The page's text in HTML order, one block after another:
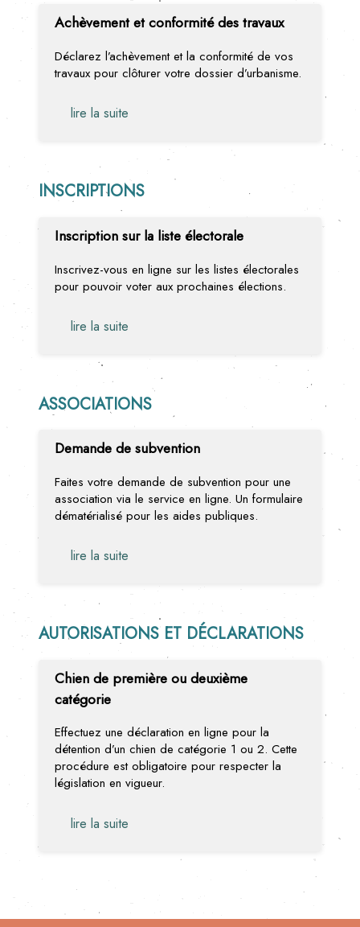
Achèvement et conformité des travaux
Déclarez l’achèvement et la conformité de vos
travaux pour clôturer votre dossier d’urbanisme.
lire la suite
INSCRIPTIONS
Inscription sur la liste électorale
Inscrivez-vous en ligne sur les listes électorales
pour pouvoir voter aux prochaines élections.
lire la suite
ASSOCIATIONS
Demande de subvention
Faites votre demande de subvention pour une
association via le service en ligne. Un formulaire
dématérialisé pour les aides publiques.
lire la suite
AUTORISATIONS ET DÉCLARATIONS
Chien de première ou deuxième
catégorie
Effectuez une déclaration en ligne pour la
détention d’un chien de catégorie 1 ou 2. Cette
procédure est obligatoire pour respecter la
législation en vigueur.
lire la suite